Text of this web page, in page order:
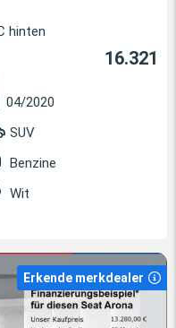
hinten
16.321
04/2020
SUV
Benzine
Wit
Erkende merkdealer